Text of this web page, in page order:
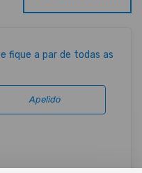
fique a par de todas as